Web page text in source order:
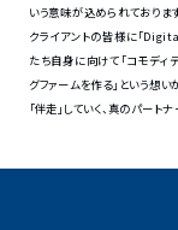
いう意味が込められております
クライアントの皆様に「
たち自身に向けて「コモディ
グファームを作る」という想
「伴走」していく、真のパー